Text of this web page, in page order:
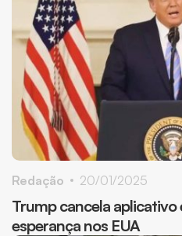
Trump cancela
esperança nos EUA
Redação 20/01/2025